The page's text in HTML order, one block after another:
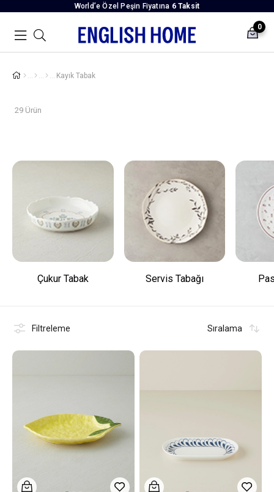
World’e Özel Peşin Fiyatına 6 Taksit
0
Kayık Tabak
29 Ürün
Çukur Tabak Servis Tabağı
Filtreleme Sıralama